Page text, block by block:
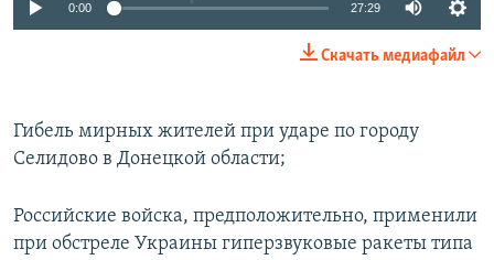
0:00 27:29
Скачать медиафайл
Гибель мирных жителей при ударе по городу
Селидово в Донецкой области;
Российские войска, предположительно, применили
при обстреле Украины гиперзвуковые ракеты типа